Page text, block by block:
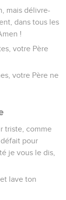
mais délivre-
dans tous les
!
votre Père
votre Père ne
triste, comme
pour
je vous le dis,
lave ton